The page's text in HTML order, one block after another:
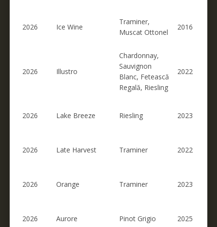
2026 Ice Wine
Traminer,
Muscat Ottonel
2016
2026 Illustro
Chardonnay,
Sauvignon
Blanc, Fetească
Regală, Riesling
2022
2026 Lake Breeze Riesling 2023
2026 Late Harvest Traminer 2022
2026 Orange Traminer 2023
2026 Aurore Pinot Grigio 2025